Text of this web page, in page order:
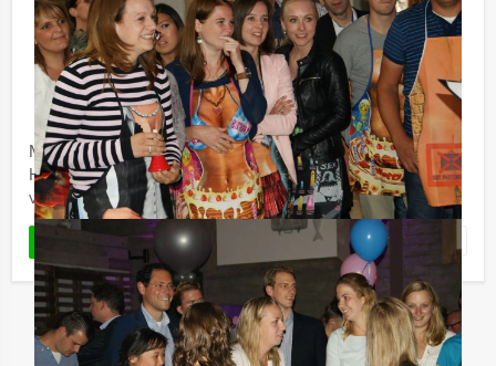
Empire City Dinner Game in
Maastricht
Vanaf€ 64,50 p.p. excl. BTW
Vanaf 12 personen ‐ 4 uur en 30 minuten
Maak kennis met de Empire City Dinner Game van
Holland Tour Guides in Maastricht: een hypermodern,
virtueel GPS spel, mét een 3-gangen diner.
LEES MEER Favoriet